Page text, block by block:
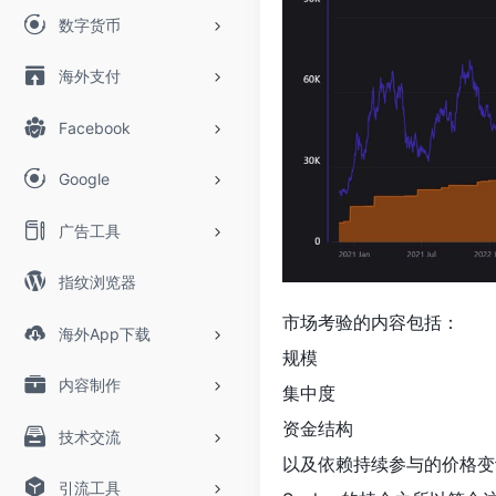
数字货币
海外支付
Facebook
Google
广告工具
指纹浏览器
海外App下载
内容制作
技术交流
引流工具
市场考验的内容包括：
规模
集中度
资金结构
以及依赖持续参与的价格